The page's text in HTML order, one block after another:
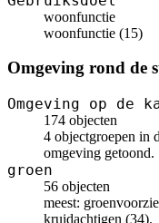
woonfunctie
woonfunctie (15)
Omgeving rond de
Omgeving op de
174 objecten
4 objectgroepen in
omgeving getoond.
groen
56 objecten
meest:
kruidachtigen (34).